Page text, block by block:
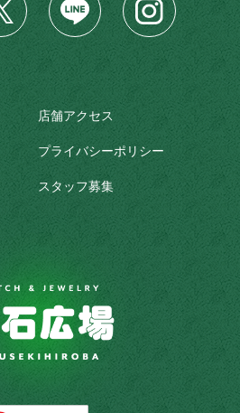
店舗アクセス
プライバシーポリシー
スタッフ募集